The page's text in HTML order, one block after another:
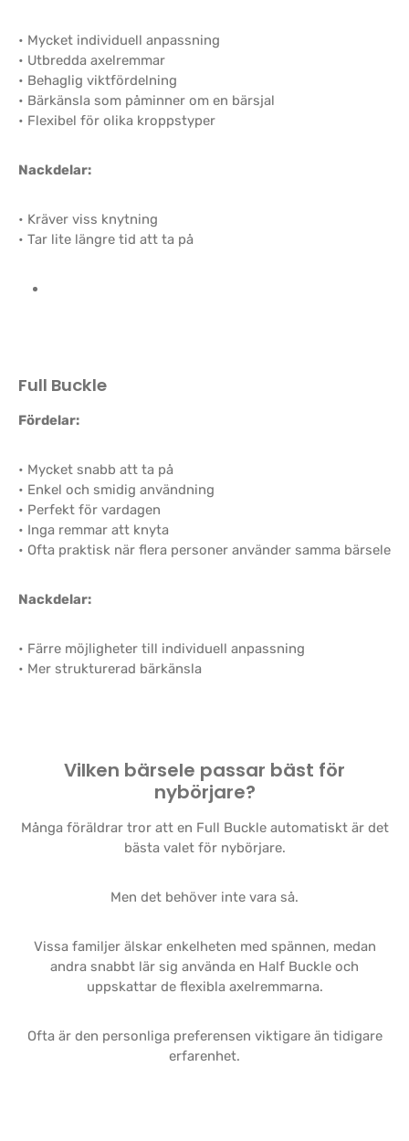
• Mycket individuell anpassning
• Utbredda axelremmar
• Behaglig viktfördelning
• Bärkänsla som påminner om en bärsjal
• Flexibel för olika kroppstyper
Nackdelar:
• Kräver viss knytning
• Tar lite längre tid att ta på
Full Buckle
Fördelar:
• Mycket snabb att ta på
• Enkel och smidig användning
• Perfekt för vardagen
• Inga remmar att knyta
• Ofta praktisk när flera personer använder samma bärsele
Nackdelar:
• Färre möjligheter till individuell anpassning
• Mer strukturerad bärkänsla
Vilken bärsele passar bäst för
nybörjare?
Många föräldrar tror att en Full Buckle automatiskt är det
bästa valet för nybörjare.
Men det behöver inte vara så.
Vissa familjer älskar enkelheten med spännen, medan
andra snabbt lär sig använda en Half Buckle och
uppskattar de flexibla axelremmarna.
Ofta är den personliga preferensen viktigare än tidigare
erfarenhet.